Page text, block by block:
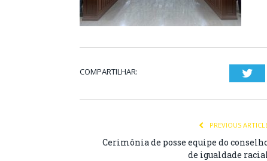
COMPARTILHAR:
PREVIOUS
Cerimônia de posse equipe do
de igualdade